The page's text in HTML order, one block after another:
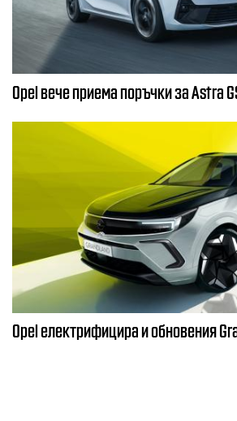
Opel вече приема поръчки за Astra
Opel електрифицира и обновения